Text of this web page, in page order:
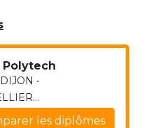
Polytech
•
les diplômes